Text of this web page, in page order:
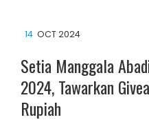
14 OCT 2024
Setia Manggala
2024, Tawarkan
Rupiah